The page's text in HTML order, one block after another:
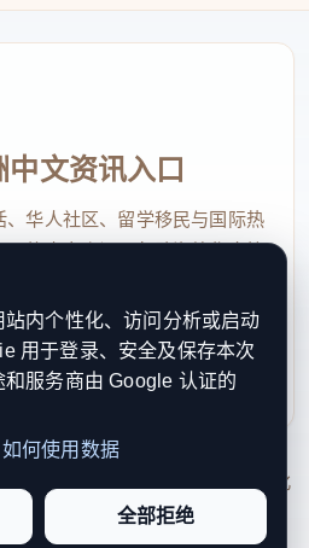
文资讯入口
华人社区、留学移民与国际热
的中文资讯，帮助海外华人快
作日优先处理站务、投稿与权
Rights Reserved. 本网站持续优化
权利说明，以提升品牌信任感和
内个性化、访问分析或启动
用于登录、安全及保存本次
服务商由 Google 认证的
何使用数据
全部拒绝